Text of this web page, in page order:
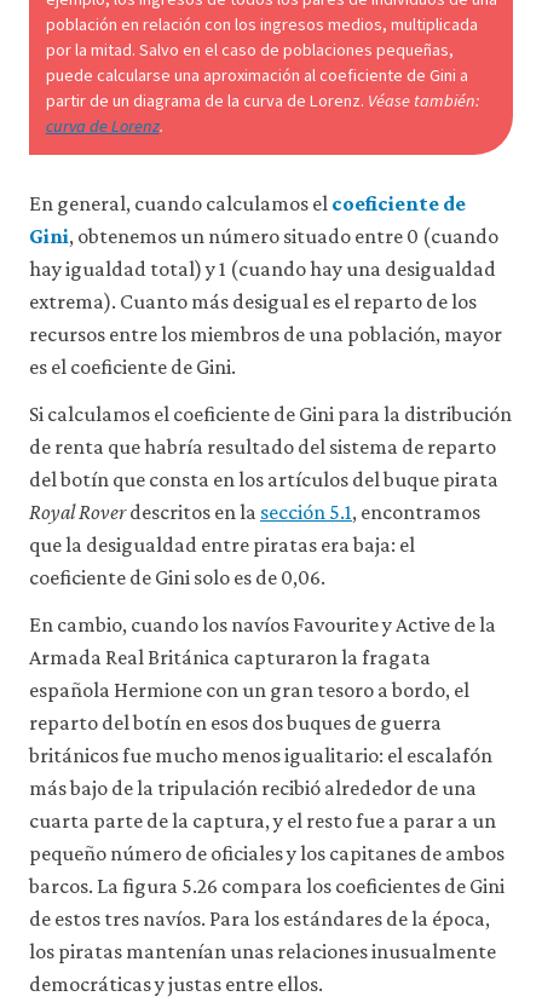
consulta
nuestra
privacidad.
solo
cookies
necesarias
Aceptar
todas
las
cookies
25
población en relación con los ingresos medios, multiplicada
por la mitad. Salvo en el caso de poblaciones pequeñas,
puede calcularse una aproximación al coeficiente de Gini a
partir de un diagrama de la curva de Lorenz. Véase también:
curva de Lorenz.
En general, cuando calculamos el coeficiente de
Gini, obtenemos un número situado entre 0 (cuando
hay igualdad total) y 1 (cuando hay una desigualdad
extrema). Cuanto más desigual es el reparto de los
recursos entre los miembros de una población, mayor
es el coeficiente de Gini.
Si calculamos el coeficiente de Gini para la distribución
de renta que habría resultado del sistema de reparto
del botín que consta en los artículos del buque pirata
Royal Roverdescritos en la sección 5.1, encontramos
que la desigualdad entre piratas era baja: el
coeficiente de Gini solo es de 0,06.
En cambio, cuando los navíos Favourite y Active de la
Armada Real Británica capturaron la fragata
española Hermione con un gran tesoro a bordo, el
reparto del botín en esos dos buques de guerra
británicos fue mucho menos igualitario: el escalafón
más bajo de la tripulación recibió alrededor de una
cuarta parte de la captura, y el resto fue a parar a un
pequeño número de oficiales y los capitanes de ambos
barcos. La figura 5.26 compara los coeficientes de Gini
de estos tres navíos. Para los estándares de la época,
los piratas mantenían unas relaciones inusualmente
democráticas y justas entre ellos.